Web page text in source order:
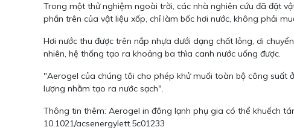
Trong một thử nghiệm ngoài trời, các nhà nghiên cứu đã đặt
phần trên của vật liệu xốp, chỉ làm bốc hơi nước, không phải
Hơi nước thu được trên nắp nhựa dưới dạng chất lỏng, di
nhiên, hệ thống tạo ra khoảng ba thìa canh nước uống được.
"Aerogel của chúng tôi cho phép khử muối toàn bộ công suất
lượng nhằm tạo ra nước sạch".
Thông tin thêm: Aerogel in đông lạnh phụ gia có thể khuếch
10.1021/acsenergylett.5c01233